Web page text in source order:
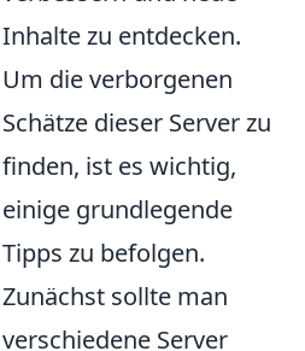
Inhalte zu entdecken.
Um die verborgenen
Schätze dieser Server zu
finden, ist es wichtig,
einige grundlegende
Tipps zu befolgen.
Zunächst sollte man
verschiedene Server